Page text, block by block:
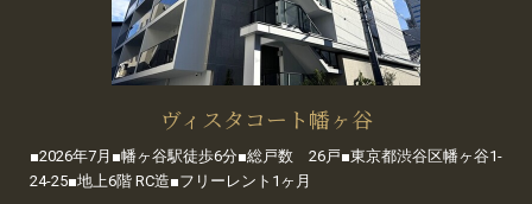
ヴィスタコート幡ヶ谷
■2026年7月■幡ヶ谷駅徒歩6分■総戸数 26戸■東京都渋谷区幡ヶ谷1-
24-25■地上6階 RC造■フリーレント1ヶ月